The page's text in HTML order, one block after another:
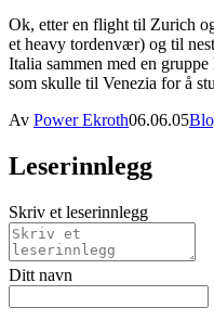
Ok, etter en flight til Zurich
et heavy tordenvær) og til
Italia sammen med en
som skulle til Venezia for å
Av Power Ekroth06.06.05
Leserinnlegg
Skriv et leserinnlegg
Ditt navn